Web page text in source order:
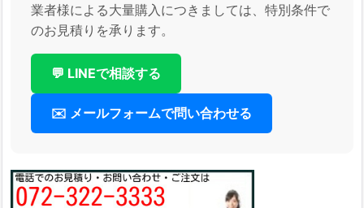
業者様による大量購入につきましては、特別条件で
のお見積りを承ります。
💬 LINEで相談する
✉️ メールフォームで問い合わせる